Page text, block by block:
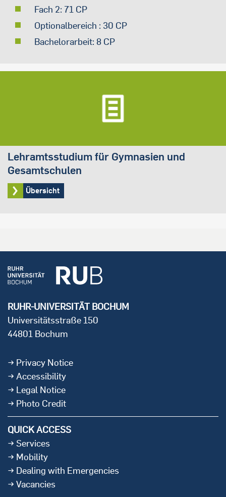
Fach 2: 71 CP
Optionalbereich : 30 CP
Bachelorarbeit: 8 CP
Lehramtsstudium für Gymnasien und
Gesamtschulen
Übersicht
RUHR-UNIVERSITÄT BOCHUM
Universitätsstraße 150
44801 Bochum
Privacy Notice
Accessibility
Legal Notice
Photo Credit
QUICK ACCESS
Services
Mobility
Dealing with Emergencies
Vacancies